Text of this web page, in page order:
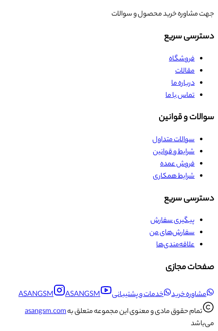
جهت مشاوره خرید محصول و سوالات
دسترسی سریع
فروشگاه
مقالات
درباره ما
تماس با ما
سوالات و قوانین
سوالات متداول
شرایط و قوانین
فروش عمده
شرایط همکاری
دسترسی سریع
پیگیری سفارش
سفارش‌های من
علاقه‌مندی‌ها
صفحات مجازی
مشاوره خرید خدمات و پشتیبانی ASANGSM
ASANGSM
تمام حقوق مادی و معنوی این مجموعه متعلق بهasangsm.com
می‌باشد